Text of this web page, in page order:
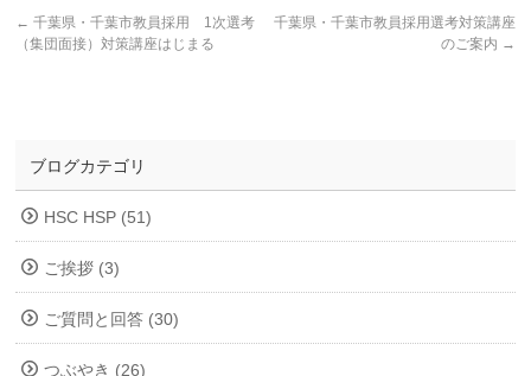
← 千葉県・千葉市教員採用 1次選考
（集団面接）対策講座はじまる
千葉県・千葉市教員採用選考対策講座
のご案内 →
ブログカテゴリ
HSC HSP (51)
ご挨拶 (3)
ご質問と回答 (30)
つぶやき (26)